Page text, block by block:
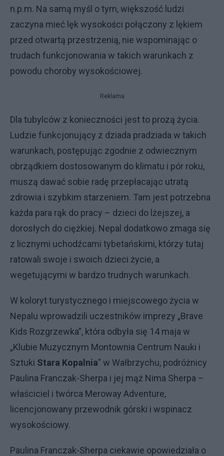
n.p.m. Na samą myśl o tym, większość ludzi
zaczyna mieć lęk wysokości połączony z lękiem
przed otwartą przestrzenią, nie wspominając o
trudach funkcjonowania w takich warunkach z
powodu choroby wysokościowej.
Reklama
Dla tubylców z konieczności jest to prozą życia.
Ludzie funkcjonujący z dziada pradziada w takich
warunkach, postępując zgodnie z odwiecznym
obrządkiem dostosowanym do klimatu i pór roku,
muszą dawać sobie radę przepłacając utratą
zdrowia i szybkim starzeniem. Tam jest potrzebna
każda para rąk do pracy – dzieci do lżejszej, a
dorosłych do ciężkiej. Nepal dodatkowo zmaga się
z licznymi uchodźcami tybetańskimi, którzy tutaj
ratowali swoje i swoich dzieci życie, a
wegetującymi w bardzo trudnych warunkach.
W koloryt turystycznego i miejscowego życia w
Nepalu wprowadzili uczestników imprezy „Brave
Kids Rozgrzewka”, która odbyła się 14 maja w
„Klubie Muzycznym Montownia Centrum Nauki i
Sztuki Stara Kopalnia” w Wałbrzychu, podróżnicy
Paulina Franczak-Sherpa i jej mąż Nima Sherpa –
właściciel i twórca Meroway Adventure,
licencjonowany przewodnik górski i wspinacz
wysokościowy.
Paulina Franczak-Sherpa ciekawie opowiedziała o